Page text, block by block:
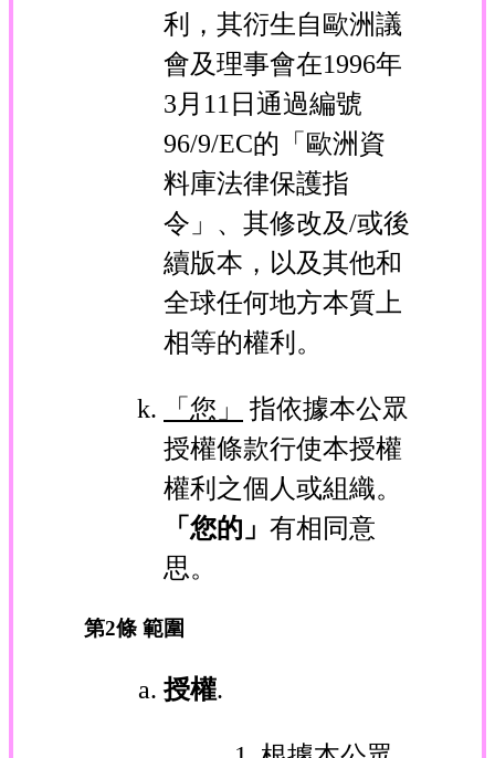
利，其衍生自歐洲議
會及理事會在1996年
3月11日通過編號
96/9/EC的「歐洲資
料庫法律保護指
令」、其修改及/或後
續版本，以及其他和
全球任何地方本質上
相等的權利。
「您」
指依據本公眾
授權條款行使本授權
權利之個人或組織。
「您的」 有相同意
思。
第2條 範圍
授權.